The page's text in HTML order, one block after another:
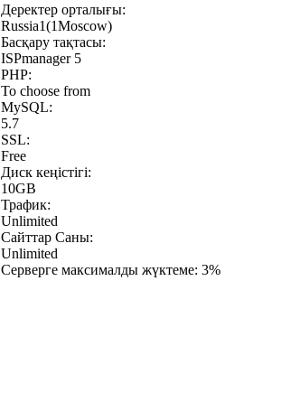
Деректер орталығы:
Russia1(1Moscow)
Басқару тақтасы:
ISPmanager 5
PHP:
To choose from
MySQL:
5.7
SSL:
Free
Диск кеңістігі:
10GB
Трафик:
Unlimited
Сайттар Саны:
Unlimited
Серверге максималды жүктеме: 3%